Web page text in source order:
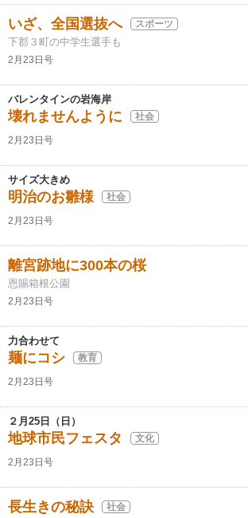
いざ、全国選抜へ スポーツ
下郡３町の中学生選手も
2月23日号
バレンタインの岩海岸
壊れませんように 社会
2月23日号
サイズ大きめ
明治のお雛様 社会
2月23日号
離宮跡地に300本の桜
恩賜箱根公園
2月23日号
力合わせて
麺にコシ 教育
2月23日号
２月25日（日）
地球市民フェスタ 文化
2月23日号
長生きの秘訣 社会